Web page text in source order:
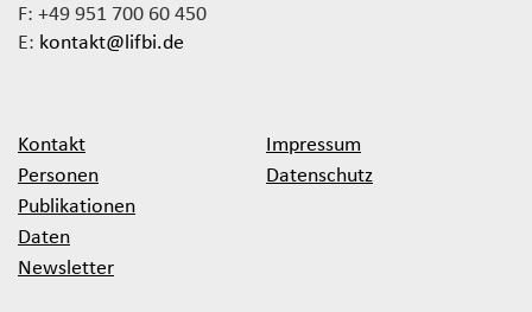
F: +49 951 700 60 450
E: kontakt@lifbi.de
Kontakt
Personen
Publikationen
Daten
Newsletter
Impressum
Datenschutz